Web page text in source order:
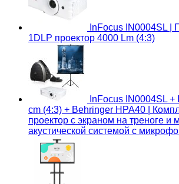
InFocus IN0004SL |
1DLP проектор 4000 Lm (4:3)
InFocus IN0004SL
cm (4:3) + Behringer HPA40 |
проектор с экраном на треноге и
акустической системой с